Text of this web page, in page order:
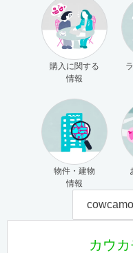
購入に関する
情報
物件・建物
情報
カウ